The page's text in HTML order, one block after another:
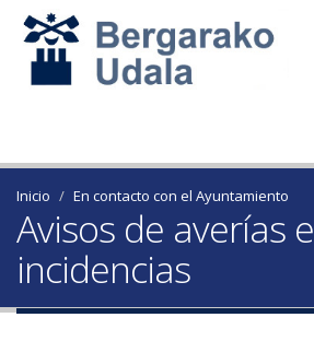
Inicio En contacto con el Ayuntamiento
Avisos de averías e
incidencias